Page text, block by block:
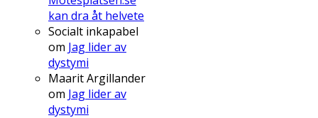
kan dra åt helvete
Socialt inkapabel
om Jag lider av
dystymi
Maarit Argillander
om Jag lider av
dystymi